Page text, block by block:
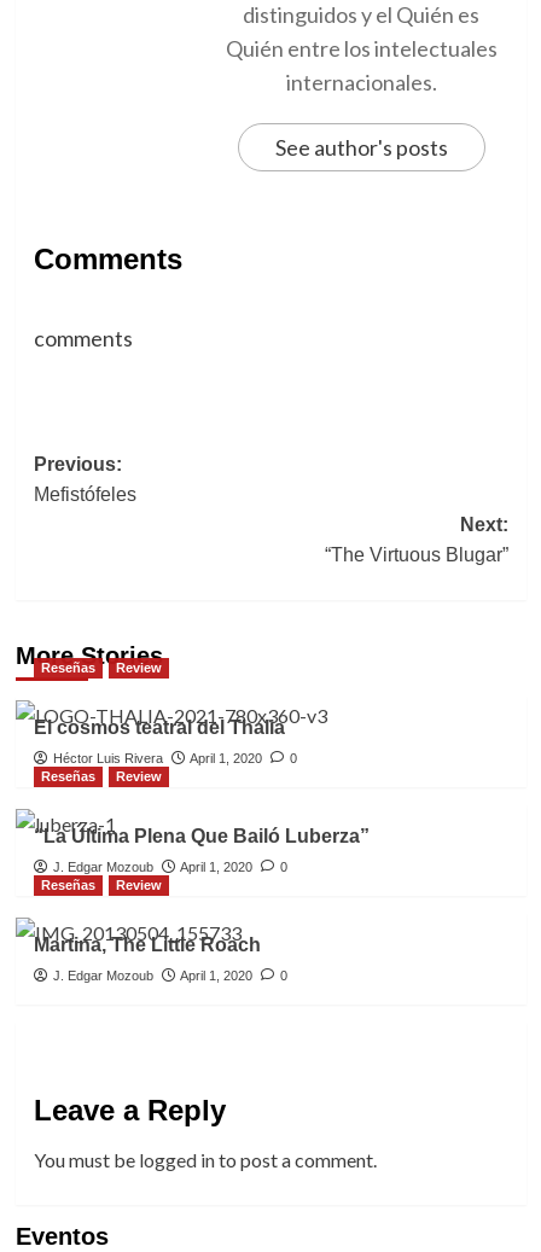
distinguidos y el Quién es
Quién entre los intelectuales
internacionales.
See author's posts
Comments
comments
Post
navigation
Previous:
Mefistófeles
Next:
“The Virtuous Blugar”
More Stories
Reseñas Review
El cosmos teatral del Thalia
Héctor Luis Rivera April 1, 2020
0
Reseñas
Review
“La Última Plena Que Bailó Luberza”
J. Edgar Mozoub April 1, 2020
0
Reseñas
Review
Martina, The Little Roach
J. Edgar Mozoub April 1, 2020 0
Leave a Reply
You must be logged into post a comment.
Eventos